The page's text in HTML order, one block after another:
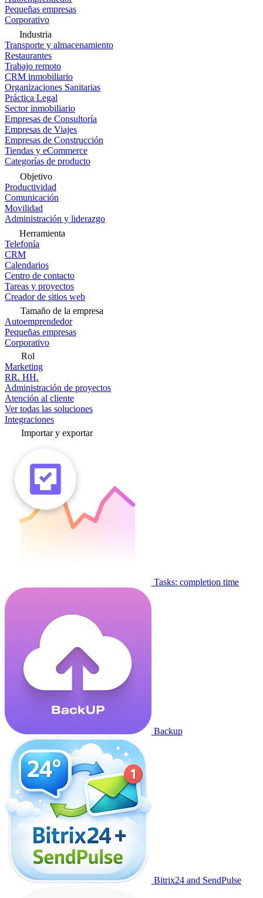
Pequeñas empresas
Corporativo
Industria
Transporte y almacenamiento
Restaurantes
Trabajo remoto
CRM inmobiliario
Organizaciones Sanitarias
Práctica Legal
Sector inmobiliario
Empresas de Consultoría
Empresas de Viajes
Empresas de Construcción
Tiendas y eCommerce
Categorías de producto
Objetivo
Productividad
Comunicación
Movilidad
Administración y liderazgo
Herramienta
Telefonía
CRM
Calendarios
Centro de contacto
Tareas y proyectos
Creador de sitios web
Tamaño de la empresa
Autoemprendedor
Pequeñas empresas
Corporativo
Rol
Marketing
RR. HH.
Administración de proyectos
Atención al cliente
Ver todas las soluciones
Integraciones
Importar y exportar
Tasks: completion time
Backup
Bitrix24 and SendPulse